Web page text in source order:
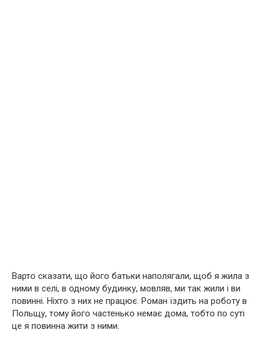
Варто сказати, що його батьки наполягали, щоб я жила з
ними в селі, в одному будинку, мовляв, ми так жили і ви
повинні. Ніхто з них не працює. Роман їздить на роботу в
Польщу, тому його частенько немає дома, тобто по суті
це я повинна жити з ними.